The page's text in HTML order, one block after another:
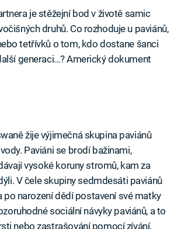
je stěžejní bod v životě samic
druhů. Co rozhoduje u paviánů,
tetřívků o tom, kdo dostane šanci
generaci…? Americký dokument
žije výjimečná skupina paviánů
Paviáni se brodí bažinami,
vysoké koruny stromů, kam za
V čele skupiny sedmdesáti paviánů
narození dědí postavení své matky
sociální návyky paviánů, a to
nebo zastrašování pomocí zívání.